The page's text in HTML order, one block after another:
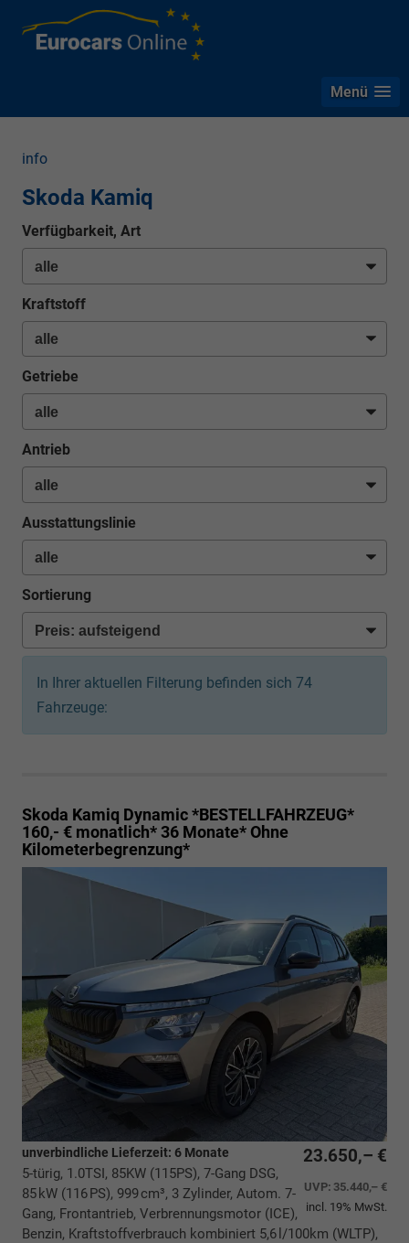
Menü
info
Skoda Kamiq
Verfügbarkeit, Art
Kraftstoff
Getriebe
Antrieb
Ausstattungslinie
Sortierung
In Ihrer aktuellen Filterung befinden sich 74
Fahrzeuge:
Skoda Kamiq Dynamic *BESTELLFAHRZEUG*
160,- € monatlich* 36 Monate* Ohne
Kilometerbegrenzung*
23.650,– €
UVP: 35.440,– €
incl. 19% MwSt.
unverbindliche Lieferzeit: 6 Monate
5-türig, 1.0TSI, 85KW (115PS), 7-Gang DSG,
85 kW (116 PS), 999 cm³, 3 Zylinder, Autom. 7-
Gang, Frontantrieb, Verbrennungsmotor (ICE),
Benzin, Kraftstoffverbrauch kombiniert 5,6 l/100km (WLTP),